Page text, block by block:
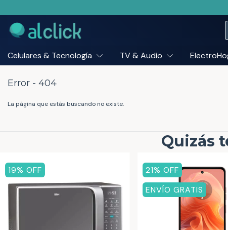
Celulares & Tecnología TV & Audio
Error - 404
La página que estás buscando no existe.
Quizás
19% OFF 21% OFF
ENVÍO GRATIS